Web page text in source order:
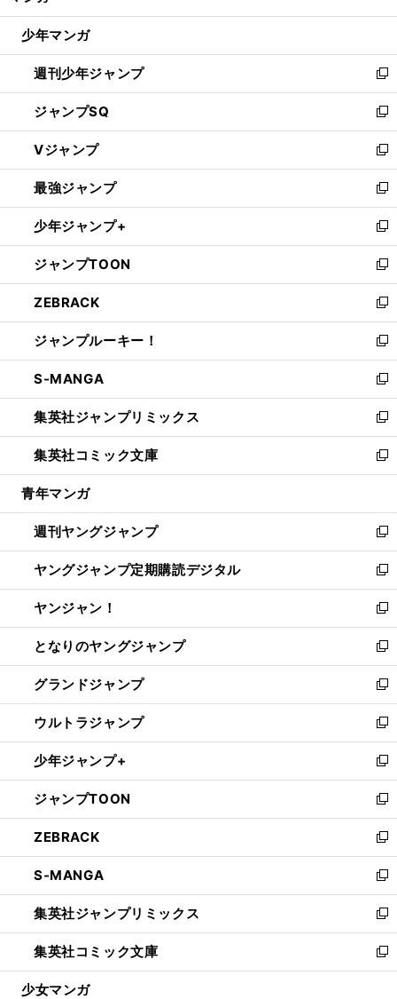
ウ
開
く
少年マンガ
週刊少年ジャンプ
新
し
い
ウ
ィ
ン
ド
ウ
で
開
く
ジャンプSQ
新
し
い
ウ
ィ
ン
ド
ウ
で
開
く
Vジャンプ
新
し
い
ウ
ィ
ン
ド
ウ
で
開
く
最強ジャンプ
新
し
い
ウ
ィ
ン
ド
ウ
で
開
く
少年ジャンプ+
新
し
い
ウ
ィ
ン
ド
ウ
で
開
く
ジャンプTOON
新
し
い
ウ
ィ
ン
ド
ウ
で
開
く
ZEBRACK
新
し
い
ウ
ィ
ン
ド
ウ
で
開
ジャンプルーキー！
新
し
い
ウ
ィ
ン
ド
ウ
開
く
S-MANGA
新
し
い
ウ
ィ
ン
ウ
で
開
く
集英社ジャンプリミックス
新
し
い
ウ
ン
ド
ウ
で
開
く
集英社コミック文庫
新
し
ウ
ィ
ン
ド
ウ
で
開
く
青年マンガ
週刊ヤングジャンプ
新
し
い
ウ
ィ
ン
ド
ウ
で
開
く
ヤングジャンプ定期購読デジタル
新
し
い
ウ
ィ
ン
ド
ウ
で
開
く
ヤンジャン！
新
し
い
ウ
ィ
ン
ド
ウ
で
開
く
となりのヤングジャンプ
新
し
い
ウ
ィ
ン
ド
ウ
で
開
く
グランドジャンプ
新
し
い
ウ
ィ
ン
ド
ウ
で
開
く
ウルトラジャンプ
新
し
い
ウ
ィ
ン
ド
ウ
で
開
く
少年ジャンプ+
新
し
い
ウ
ィ
ン
ド
ウ
で
開
く
ジャンプTOON
新
し
い
ウ
ィ
ン
ド
ウ
で
開
ZEBRACK
新
し
い
ウ
ィ
ン
ド
ウ
S-MANGA
新
し
い
ウ
ィ
ン
集英社ジャンプリミックス
新
し
い
ウ
集英社コミック文庫
新
し
少女マンガ